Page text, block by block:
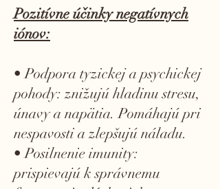
Pozitívne účinky negatívnych
iónov:
• Podpora tyzickej a psychickej
pohody: znižujú hladinu stresu,
únavy a napätia. Pomáhajú pri
nespavosti a zlepšujú náladu.
• Posilnenie imunity:
prispievajú k správnemu